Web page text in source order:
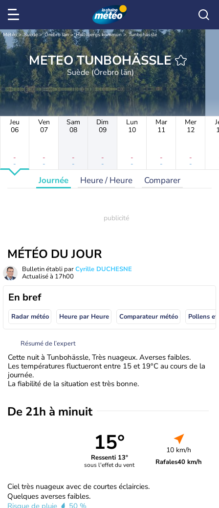
Météo Suède Örebro län Hallsbergs kommun Tunbohässle
METEO TUNBOHÄSSLE
Suède (Örebro län)
Jeu
06
-
-
Ven
07
-
-
Sam
08
-
-
Dim
09
-
-
Lun
10
-
-
Mar
11
-
-
Mer
12
-
-
Journée Heure / Heure Comparer
MÉTÉO DU JOUR
Bulletin établi parCyrille DUCHESNE
Actualisé à 17h00
En bref
Radar météo Heure par Heure Comparateur météo Pollens
Résumé de l’expert
Cette nuit à Tunbohässle, Très nuageux. Averses faibles.
Les températures fluctueront entre 15 et 19°C au cours de la
journée.
La fiabilité de la situation est très bonne.
De 21h à minuit
15°
Ressenti 13°
sous l'effet du vent
10 km/h
Rafales40 km/h
Ciel très nuageux avec de courtes éclaircies.
Quelques averses faibles.
Risque de pluie
50 %